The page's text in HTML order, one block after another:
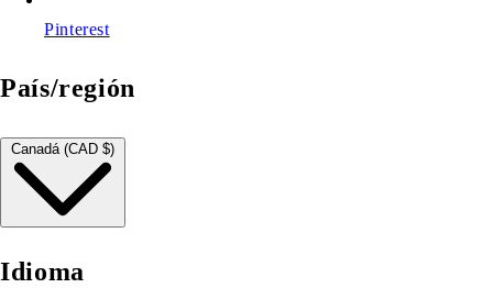
Pinterest
País/región
Canadá (CAD $)
Idioma